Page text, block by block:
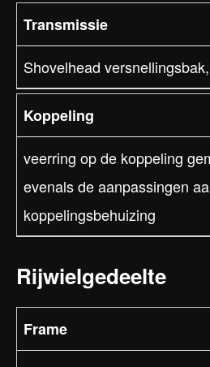
Transmissie
Shovelhead
Koppeling
veerring op de koppeling
evenals de aanpassingen
koppelingsbehuizing
Rijwielgedeelte
Frame